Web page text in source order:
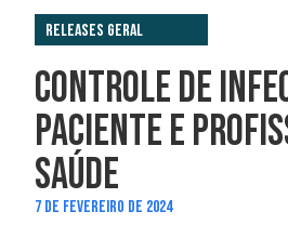
Releases Geral
CONTROLE DE
PACIENTE E
SAÚDE
7 DE FEVEREIRO DE 2024